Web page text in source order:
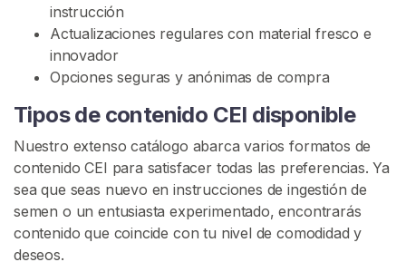
instrucción
Actualizaciones regulares con material fresco e
innovador
Opciones seguras y anónimas de compra
Tipos de contenido CEI disponible
Nuestro extenso catálogo abarca varios formatos de
contenido CEI para satisfacer todas las preferencias. Ya
sea que seas nuevo en instrucciones de ingestión de
semen o un entusiasta experimentado, encontrarás
contenido que coincide con tu nivel de comodidad y
deseos.
t
u
c
c
i
o